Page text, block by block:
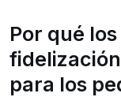
Por qué
para los